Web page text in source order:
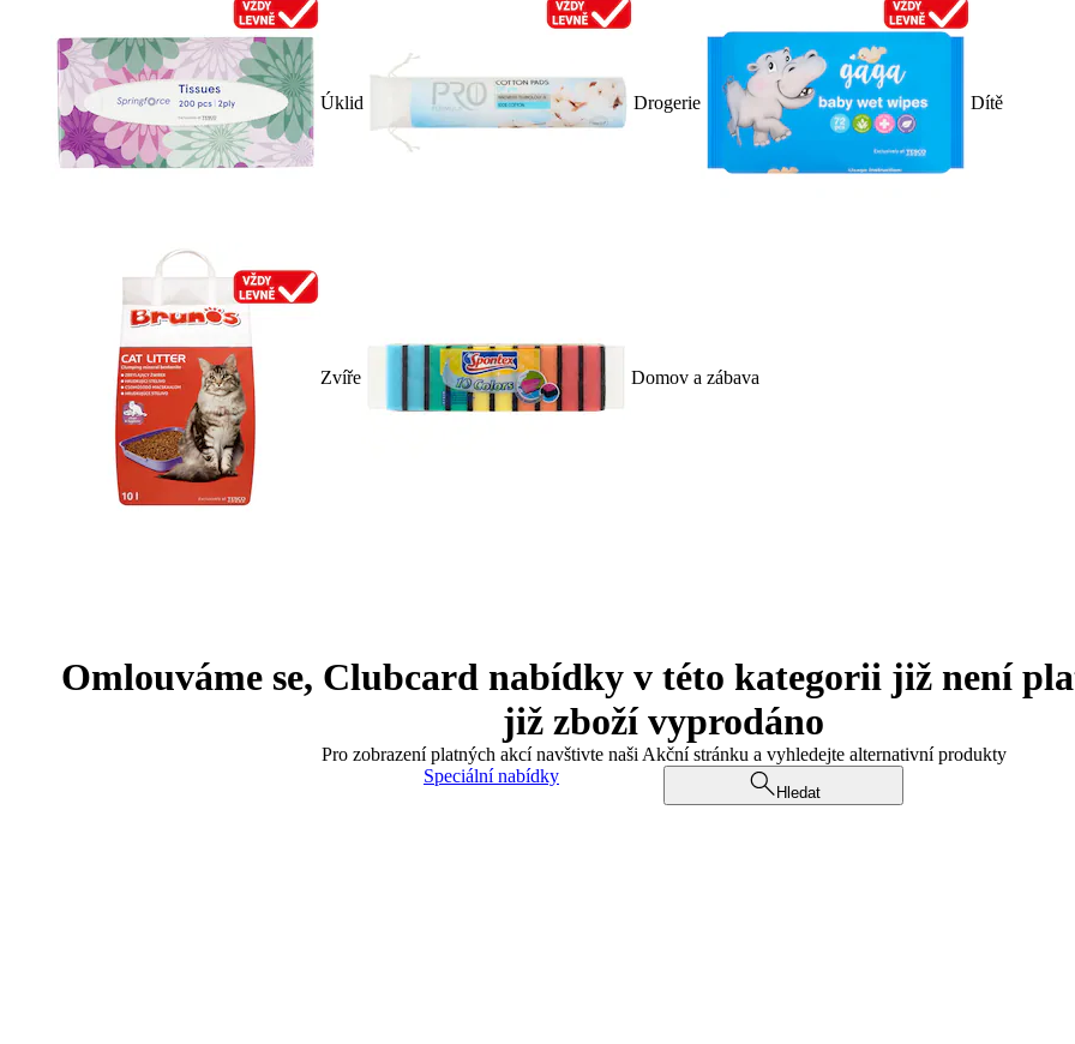
Úklid Drogerie Dítě
Zvíře Domov a zábava
Omlouváme se, Clubcard nabídky v této kategorii již není
již zboží vyprodáno
Pro zobrazení platných akcí navštivte naši Akční stránku a vyhledejte alternativní produkty
Speciální nabídky
Hledat